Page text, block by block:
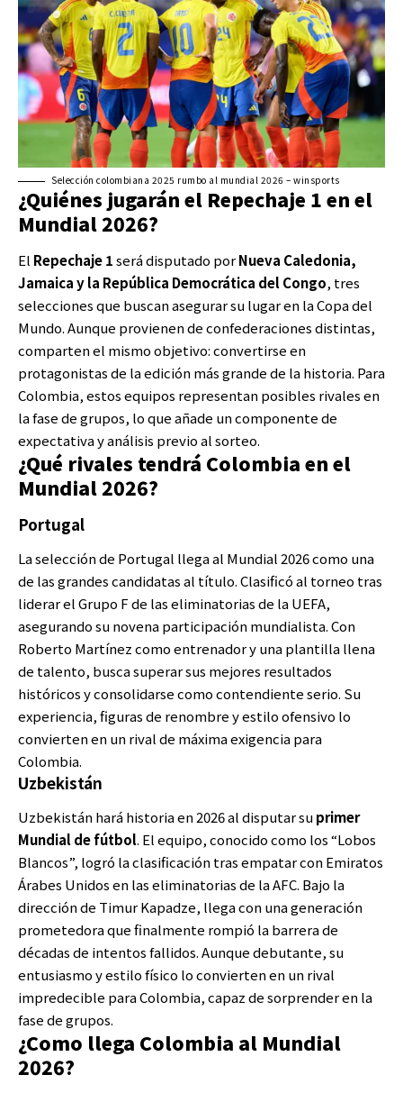
Selección colombiana 2025 rumbo al mundial 2026 – winsports
¿Quiénes jugarán el Repechaje 1 en el
Mundial 2026?
El Repechaje 1será disputado porNueva Caledonia,
Jamaica y la República Democrática del Congo, tres
selecciones que buscan asegurar su lugar en la Copa del
Mundo. Aunque provienen de confederaciones distintas,
comparten el mismo objetivo: convertirse en
protagonistas de la edición más grande de la historia. Para
Colombia, estos equipos representan posibles rivales en
la fase de grupos, lo que añade un componente de
expectativa y análisis previo al sorteo.
¿Qué rivales tendrá Colombia en el
Mundial 2026?
Portugal
La selección de Portugal llega al Mundial 2026 como una
de las grandes candidatas al título. Clasificó al torneo tras
liderar el Grupo F de las eliminatorias de la UEFA,
asegurando su novena participación mundialista. Con
Roberto Martínez como entrenador y una plantilla llena
de talento, busca superar sus mejores resultados
históricos y consolidarse como contendiente serio. Su
experiencia, figuras de renombre y estilo ofensivo lo
convierten en un rival de máxima exigencia para
Colombia.
Uzbekistán
Uzbekistán hará historia en 2026 al disputar suprimer
Mundial de fútbol. El equipo, conocido como los “Lobos
Blancos”, logró la clasificación tras empatar con Emiratos
Árabes Unidos en las eliminatorias de la AFC. Bajo la
dirección de Timur Kapadze, llega con una generación
prometedora que finalmente rompió la barrera de
décadas de intentos fallidos. Aunque debutante, su
entusiasmo y estilo físico lo convierten en un rival
impredecible para Colombia, capaz de sorprender en la
fase de grupos.
¿Como llega Colombia al Mundial
2026?